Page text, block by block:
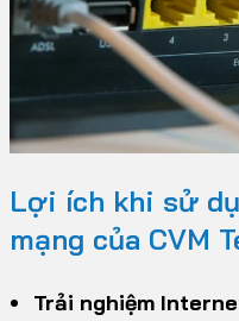
Lợi ích khi sử
mạng của CVM
Trải nghiệm